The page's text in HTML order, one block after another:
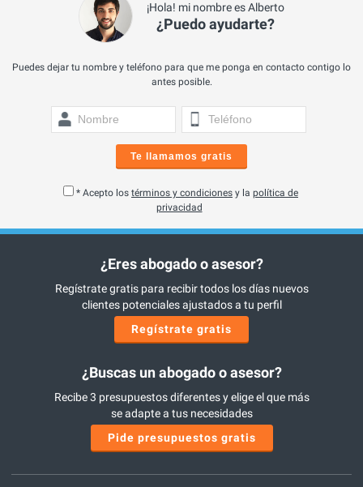
¡Hola! mi nombre es Alberto
¿Puedo ayudarte?
Puedes dejar tu nombre y teléfono para que me ponga en contacto contigo lo
antes posible.
Te llamamos gratis
* Acepto los términos y condiciones y la política de
privacidad
¿Eres abogado o asesor?
Regístrate gratis para recibir todos los días nuevos
clientes potenciales ajustados a tu perfil
Regístrate gratis
¿Buscas un abogado o asesor?
Recibe 3 presupuestos diferentes y elige el que más
se adapte a tus necesidades
Pide presupuestos gratis